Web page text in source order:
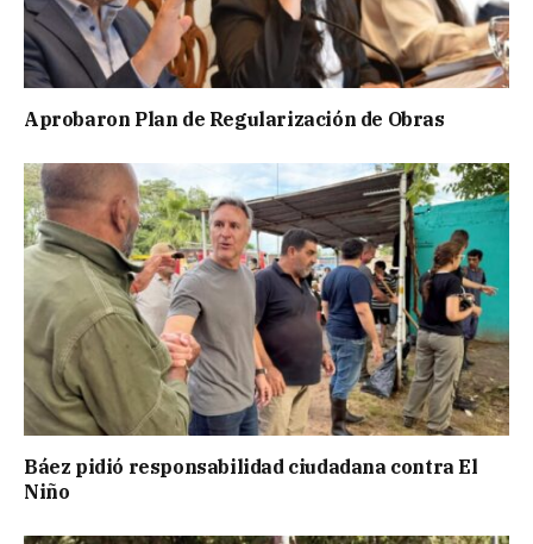
Aprobaron Plan de Regularización de Obras
Báez pidió responsabilidad ciudadana contra El
Niño